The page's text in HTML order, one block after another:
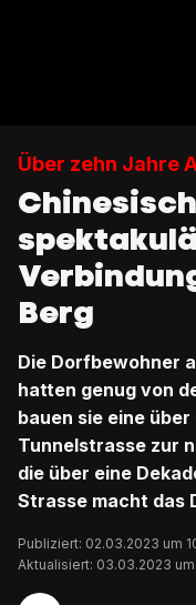
Über zehn Jahre
Berg
Die Dorfbewohner
hatten genug von
bauen sie eine
Tunnelstrasse zur
die über eine
Strasse macht das
Publiziert: 02.03.2023 um
Aktualisiert: 03.03.2023 um